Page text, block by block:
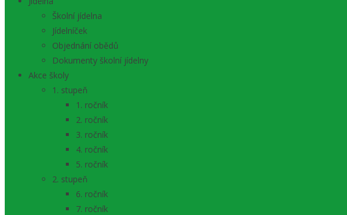
Školní jídelna
Jídelníček
Objednání obědů
Dokumenty školní jídelny
Akce školy
1. stupeň
1. ročník
2. ročník
3. ročník
4. ročník
5. ročník
2. stupeň
6. ročník
7. ročník